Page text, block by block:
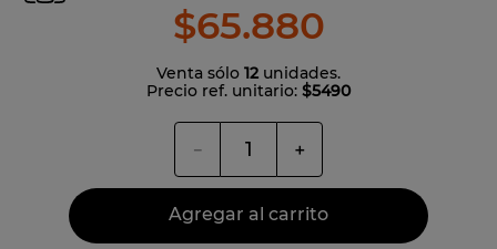
$65.880
Venta sólo 12 unidades.
Precio ref. unitario: $5490
＋
－
Agregar al carrito